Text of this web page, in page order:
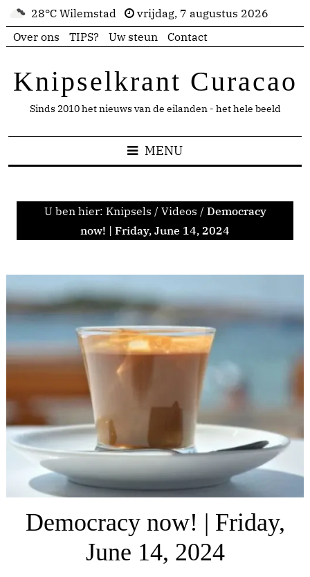
28°C Wilemstad
vrijdag, 7 augustus 2026
Over ons
TIPS? Uw steun Contact
Knipselkrant Curacao
Sinds 2010 het nieuws van de eilanden - het hele beeld
MENU
U ben hier: Knipsels / Videos / Democracy
now! | Friday, June 14, 2024
Democracy now! | Friday,
June 14, 2024